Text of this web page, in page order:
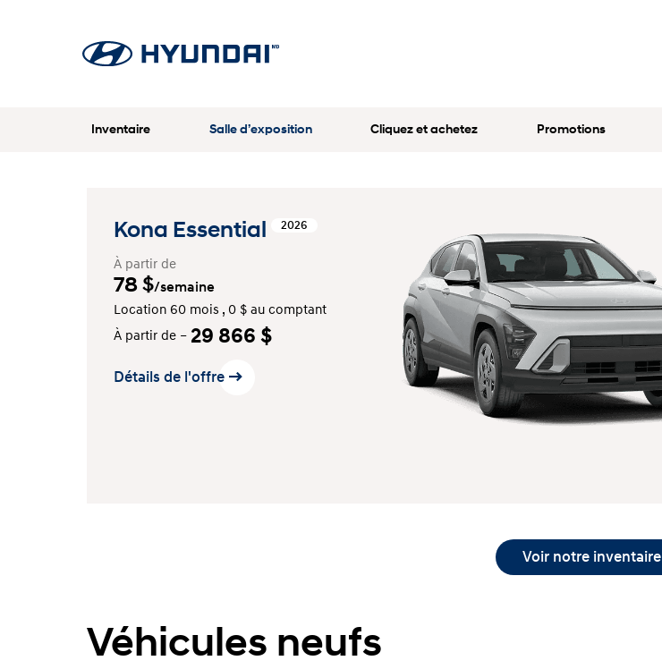
Inventaire Salle d’exposition Cliquez et achetez Promotions
Kona Essential 2026
À partir de
78$/semaine
Location 60 mois , 0 $ au comptant
À partir de – 29 866 $
Détails de l'offre
Voir notre inventaire
Véhicules neufs